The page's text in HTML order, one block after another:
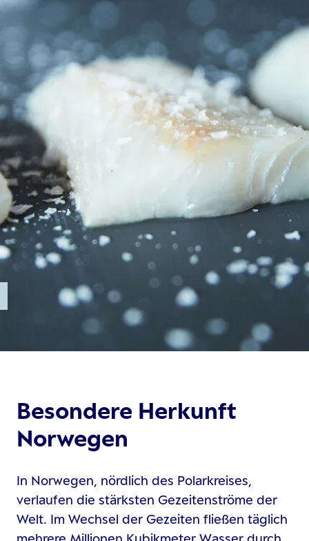
Besondere Herkunft
Norwegen
In Norwegen, nördlich des Polarkreises,
verlaufen die stärksten Gezeitenströme der
Welt. Im Wechsel der Gezeiten fließen täglich